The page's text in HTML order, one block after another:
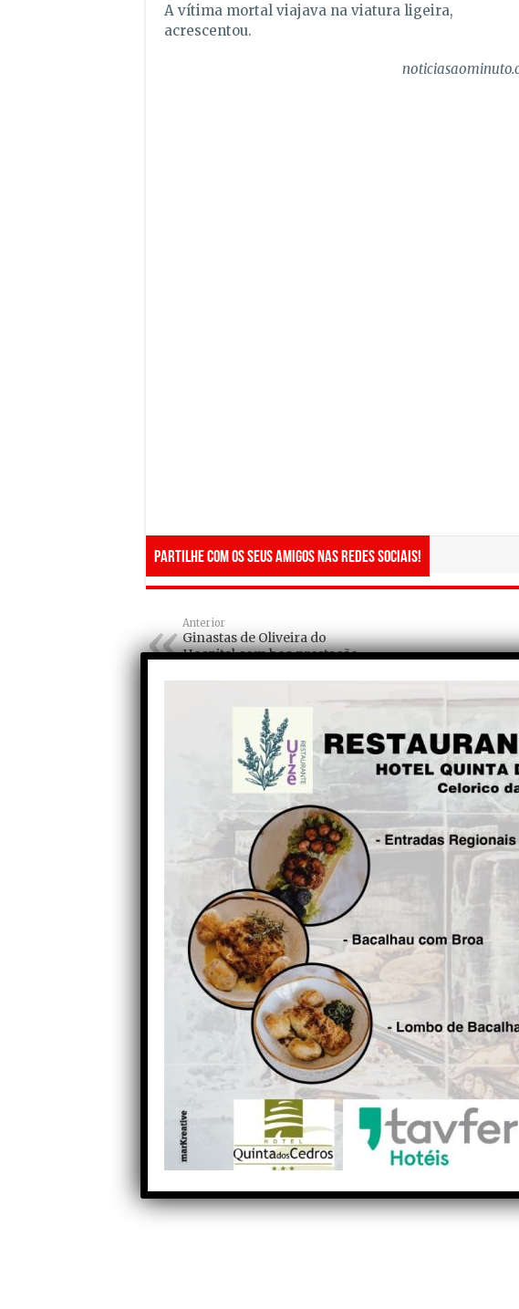
A vítima mortal viajava na viatura ligeira,
acrescentou.
Partilhe com os seus amigos nas redes sociais!
Anterior
Ginastas de Oliveira do
Hospital com boa prestação